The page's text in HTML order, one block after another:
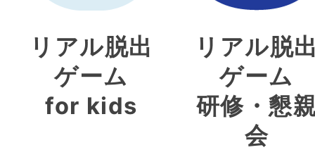
リアル脱出
ゲーム
for kids
リアル脱
ゲーム
研修・懇
会